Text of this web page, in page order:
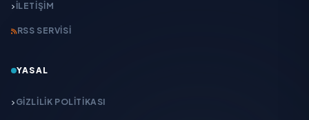
İLETIŞIM
RSS SERVISI
YASAL
GIZLILIK POLITIKASI